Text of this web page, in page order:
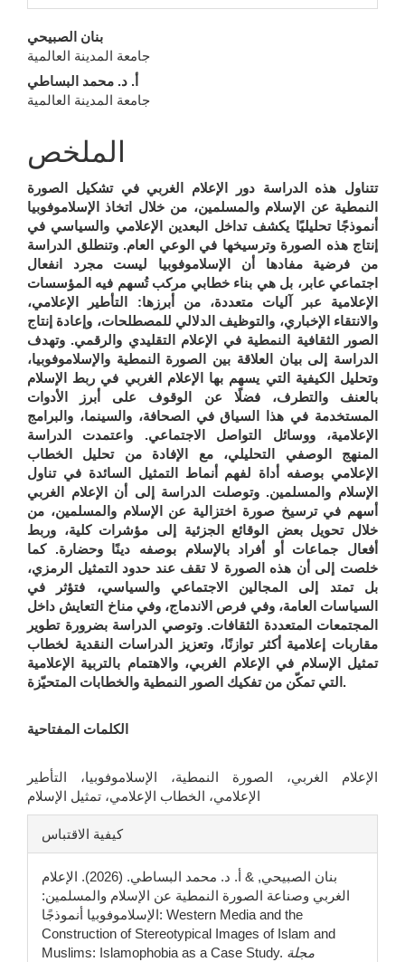
محتوى
المقالة
الرئيسي
بنان الصبيحي
جامعة المدينة العالمية
أ. د. محمد البساطي
جامعة المدينة العالمية
الملخص
تتناول هذه الدراسة دور الإعلام الغربي في تشكيل الصورة
النمطية عن الإسلام والمسلمين، من خلال اتخاذ الإسلاموفوبيا
أنموذجًا تحليليًا يكشف تداخل البعدين الإعلامي والسياسي في
إنتاج هذه الصورة وترسيخها في الوعي العام. وتنطلق الدراسة
من فرضية مفادها أن الإسلاموفوبيا ليست مجرد انفعال
اجتماعي عابر، بل هي بناء خطابي مركب تُسهم فيه المؤسسات
الإعلامية عبر آليات متعددة، من أبرزها: التأطير الإعلامي،
والانتقاء الإخباري، والتوظيف الدلالي للمصطلحات، وإعادة إنتاج
الصور الثقافية النمطية في الإعلام التقليدي والرقمي. وتهدف
الدراسة إلى بيان العلاقة بين الصورة النمطية والإسلاموفوبيا،
وتحليل الكيفية التي يسهم بها الإعلام الغربي في ربط الإسلام
بالعنف والتطرف، فضلًا عن الوقوف على أبرز الأدوات
المستخدمة في هذا السياق في الصحافة، والسينما، والبرامج
الإعلامية، ووسائل التواصل الاجتماعي. واعتمدت الدراسة
المنهج الوصفي التحليلي، مع الإفادة من تحليل الخطاب
الإعلامي بوصفه أداة لفهم أنماط التمثيل السائدة في تناول
الإسلام والمسلمين. وتوصلت الدراسة إلى أن الإعلام الغربي
أسهم في ترسيخ صورة اختزالية عن الإسلام والمسلمين، من
خلال تحويل بعض الوقائع الجزئية إلى مؤشرات كلية، وربط
أفعال جماعات أو أفراد بالإسلام بوصفه دينًا وحضارة. كما
خلصت إلى أن هذه الصورة لا تقف عند حدود التمثيل الرمزي،
بل تمتد إلى المجالين الاجتماعي والسياسي، فتؤثر في
السياسات العامة، وفي فرص الاندماج، وفي مناخ التعايش داخل
المجتمعات المتعددة الثقافات. وتوصي الدراسة بضرورة تطوير
مقاربات إعلامية أكثر توازنًا، وتعزيز الدراسات النقدية لخطاب
تمثيل الإسلام في الإعلام الغربي، والاهتمام بالتربية الإعلامية
التي تمكّن من تفكيك الصور النمطية والخطابات المتحيّزة .
الكلمات المفتاحية
الإعلام الغربي، الصورة النمطية، الإسلاموفوبيا، التأطير
الإعلامي، الخطاب الإعلامي، تمثيل الإسلام
تفاصيل
المقالة
كيفية الاقتباس
بنان الصبيحي, & أ. د. محمد البساطي. (2026). الإعلام
الغربي وصناعة الصورة النمطية عن الإسلام والمسلمين:
الإسلاموفوبيا أنموذجًا: Western Media and the
Construction of Stereotypical Images of Islam and
Muslims: Islamophobia as a Case Study. مجلة